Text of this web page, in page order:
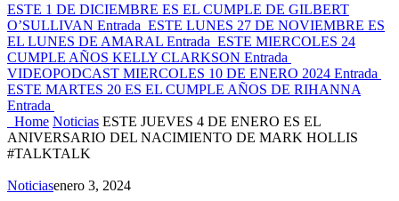
ESTE 1 DE DICIEMBRE ES EL CUMPLE DE GILBERT
O’SULLIVAN Entrada ESTE LUNES 27 DE NOVIEMBRE ES
EL LUNES DE AMARAL Entrada ESTE MIERCOLES 24
CUMPLE AÑOS KELLY CLARKSON Entrada
VIDEOPODCAST MIERCOLES 10 DE ENERO 2024 Entrada
ESTE MARTES 20 ES EL CUMPLE AÑOS DE RIHANNA
Entrada
Home Noticias ESTE JUEVES 4 DE ENERO ES EL
ANIVERSARIO DEL NACIMIENTO DE MARK HOLLIS
#TALKTALK
Noticiasenero 3, 2024